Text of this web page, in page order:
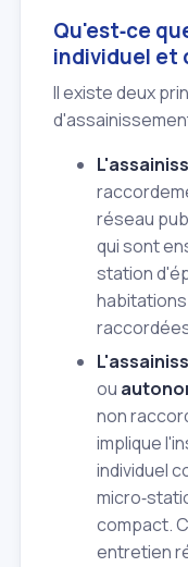
Qu'est‑ce
individuel et
Il existe deux
réseau
qui sont
station
habitations
ou
non
implique
individuel
compact.
entretien